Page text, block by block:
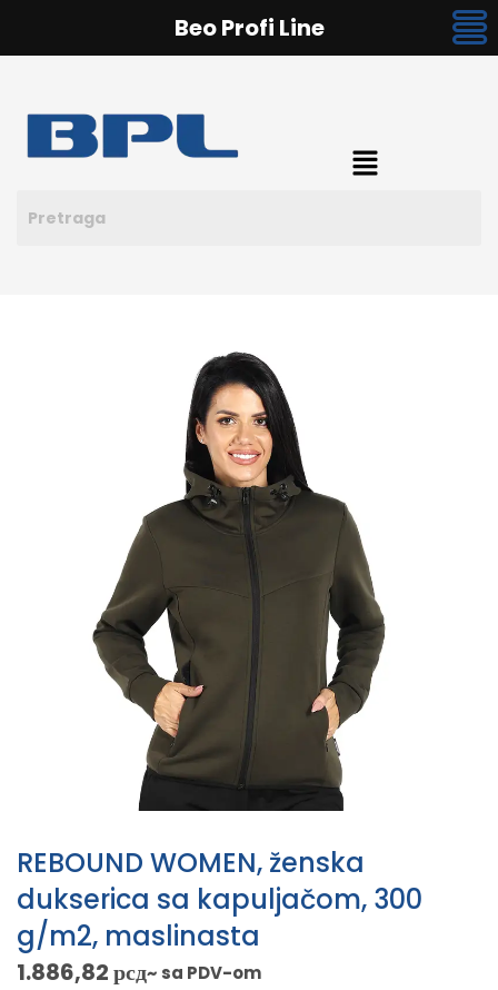
REBOUND WOMEN, ženska
dukserica sa kapuljačom, 300
g/m2, maslinasta
1.886,82рсд~ sa PDV-om
Beo Profi Line